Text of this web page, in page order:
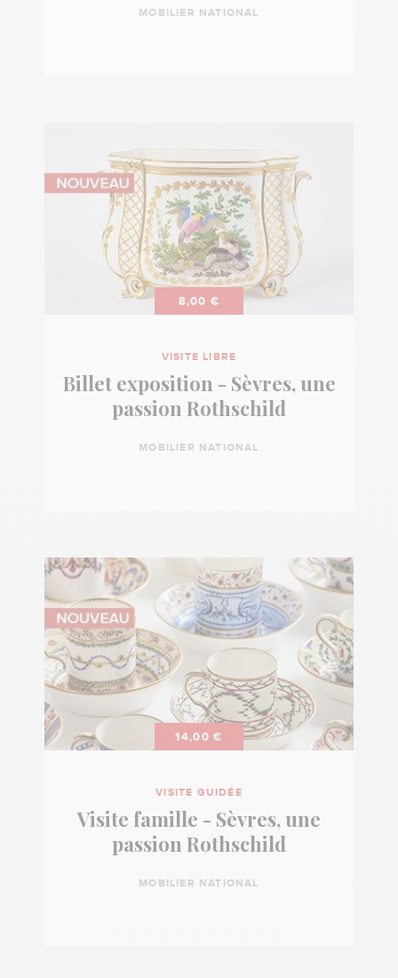
MOBILIER NATIONAL
8,00 €
VISITE LIBRE
Billet exposition - Sèvres, une
passion Rothschild
MOBILIER NATIONAL
14,00 €
VISITE GUIDÉE
Visite famille - Sèvres, une
passion Rothschild
MOBILIER NATIONAL